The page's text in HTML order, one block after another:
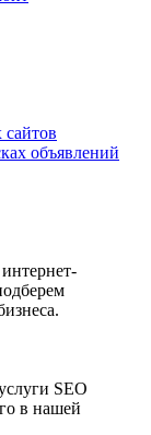
объявлений
SEO
в нашей